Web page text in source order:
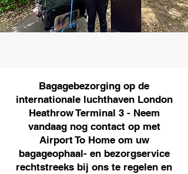
Bagagebezorging op de
internationale luchthaven London
Heathrow Terminal 3 - Neem
vandaag nog contact op met
Airport To Home om uw
bagageophaal- en bezorgservice
rechtstreeks bij ons te regelen en